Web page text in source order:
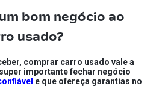
bom negócio ao
usado?
comprar carro usado vale a
importante fechar negócio
e que ofereça garantias no